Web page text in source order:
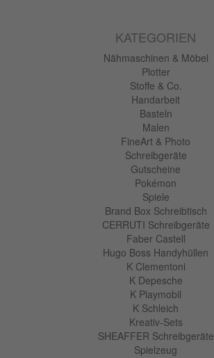
KATEGORIEN
Nähmaschinen & Möbel
Plotter
Stoffe & Co.
Handarbeit
Basteln
Malen
FineArt & Photo
Schreibgeräte
Gutscheine
Pokémon
Spiele
Brand Box Schreibtisch
CERRUTI Schreibgeräte
Faber Castell
Hugo Boss Handyhüllen
K Clementoni
K Depesche
K Playmobil
K Schleich
Kreativ-Sets
SHEAFFER Schreibgeräte
Spielzeug